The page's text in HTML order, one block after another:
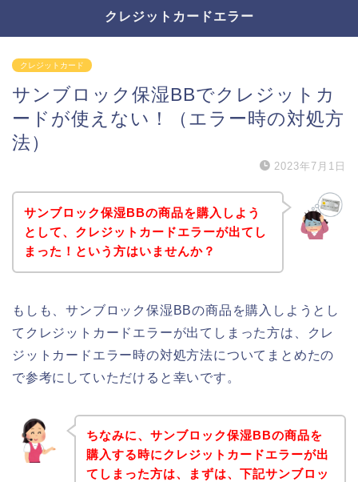
クレジットカードエラー
クレジットカード
サンブロック保湿BBでクレジットカ
ードが使えない！（エラー時の対処方
法）
2023年7月1日
サンブロック保湿BBの商品を購入しよう
として、クレジットカードエラーが出てし
まった！という方はいませんか？
もしも、サンブロック保湿BBの商品を購入しようとし
てクレジットカードエラーが出てしまった方は、クレ
ジットカードエラー時の対処方法についてまとめたの
で参考にしていただけると幸いです。
ちなみに、サンブロック保湿BBの商品を
購入する時にクレジットカードエラーが出
てしまった方は、まずは、下記サンブロッ